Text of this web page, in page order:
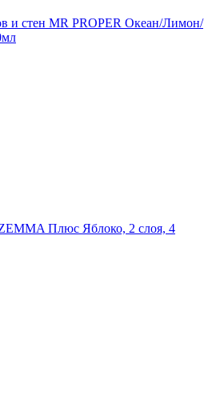
и стен MR PROPER Океан/Лимон/
Плюс Яблоко, 2 слоя, 4